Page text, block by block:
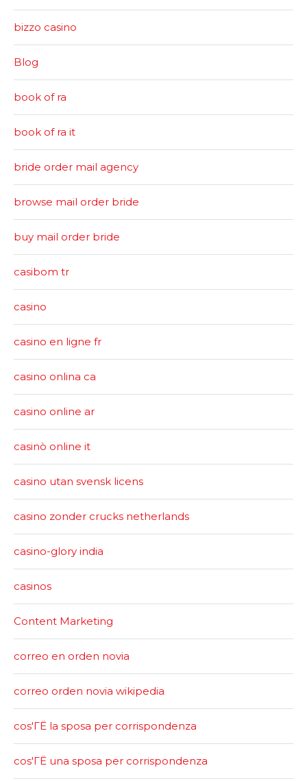
bizzo casino
Blog
book of ra
book of ra it
bride order mail agency
browse mail order bride
buy mail order bride
casibom tr
casino
casino en ligne fr
casino onlina ca
casino online ar
casinò online it
casino utan svensk licens
casino zonder crucks netherlands
casino-glory india
casinos
Content Marketing
correo en orden novia
correo orden novia wikipedia
cos'ГЁ la sposa per corrispondenza
cos'ГЁ una sposa per corrispondenza